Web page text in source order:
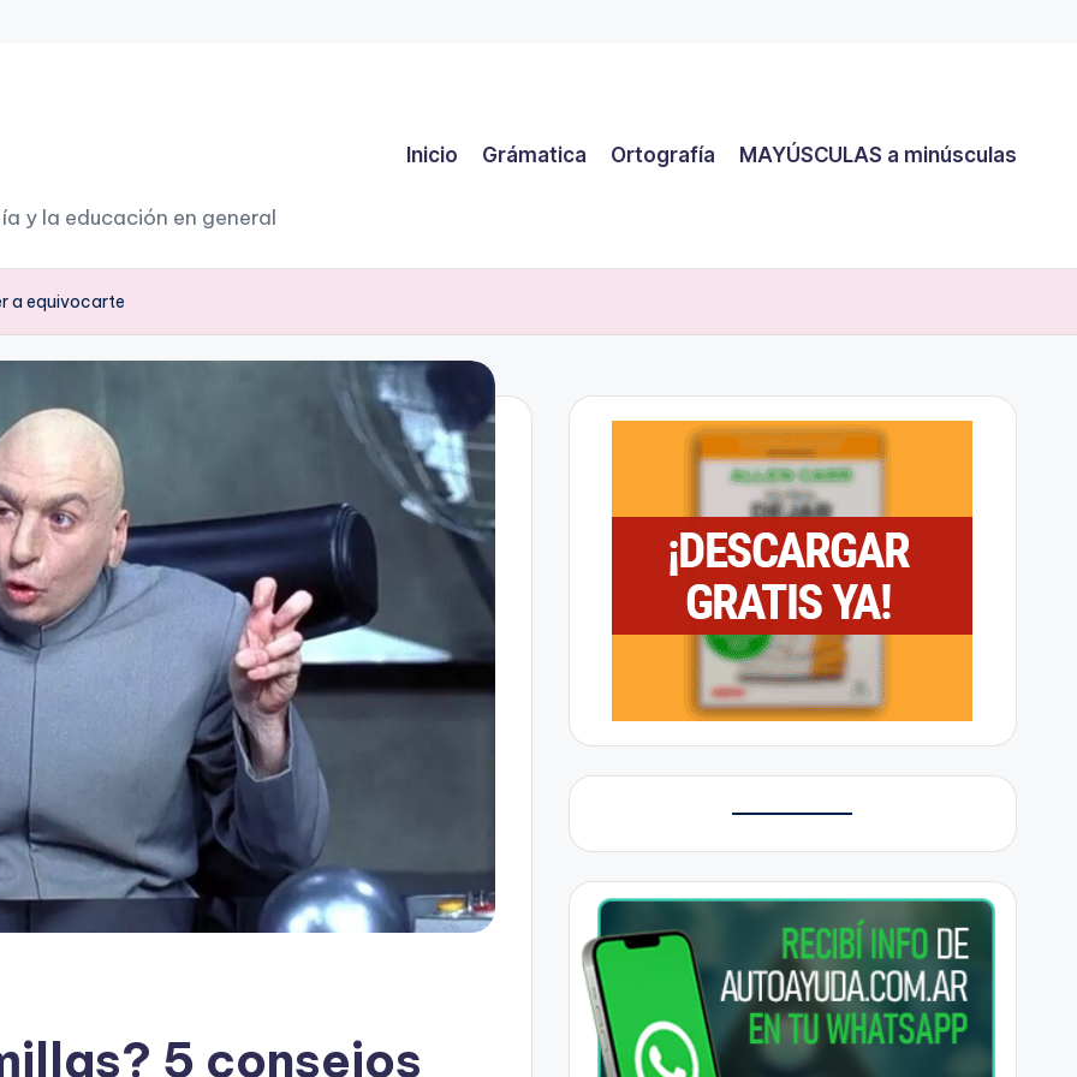
y la educación en general
Inicio Grámatica Ortografía MAYÚSCULAS a minúsculas
a equivocarte
5 consejos